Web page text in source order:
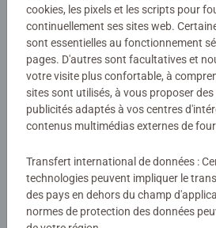
Numéro d'article:
05656
EAN:
Avertissements et informations du
Produits similaires
Aucune évaluation
cookies, les pixels et les scripts pour
continuellement ses sites web.
sont essentielles au fonctionnement
pages. D'autres sont facultatives et
votre visite plus confortable, à
sites sont utilisés, à vous proposer
publicités adaptés à vos centres
contenus multimédias externes de
Transfert international de données :
technologies peuvent impliquer le
des pays en dehors du champ
normes de protection des données